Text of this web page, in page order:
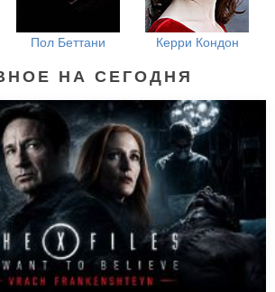
Пол Беттани Керри Кондон
НА СЕГОДНЯ